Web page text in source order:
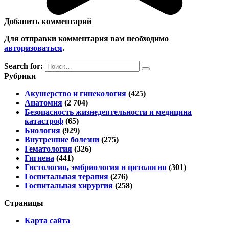
Добавить комментарий
Для отправки комментария вам необходимо
авторизоваться.
Search for:
Рубрики
Акушерство и гинекология (425)
Анатомия (2 704)
Безопасность жизнедеятельности и медицина
катастроф (65)
Биология (929)
Внутренние болезни (275)
Гематология (326)
Гигиена (441)
Гистология, эмбриология и цитология (301)
Госпитальная терапия (276)
Госпитальная хирургия (258)
Страницы
Карта сайта